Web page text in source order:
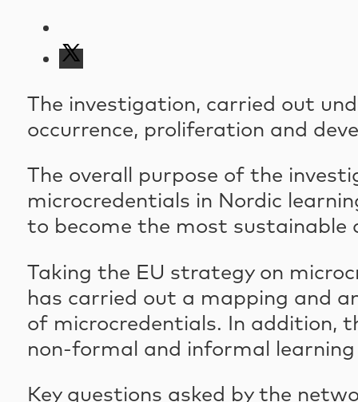
The investigation, carried out
occurrence, proliferation and
The overall purpose of the
microcredentials in Nordic
to become the most sustainable
Taking the EU strategy on
has carried out a mapping and
of microcredentials. In addition,
non-formal and informal
Key questions asked by the